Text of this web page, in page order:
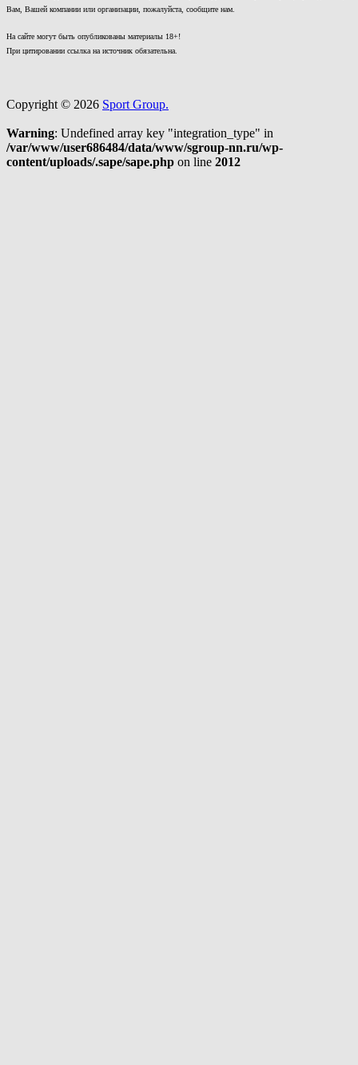
Вам, Вашей компании или организации, пожалуйста, сообщите нам.
На сайте могут быть опубликованы материалы 18+!
При цитировании ссылка на источник обязательна.
Copyright © 2026 Sport Group.
Warning: Undefined array key "integration_type" in
/var/www/user686484/data/www/sgroup-nn.ru/wp-
content/uploads/.sape/sape.php on line 2012